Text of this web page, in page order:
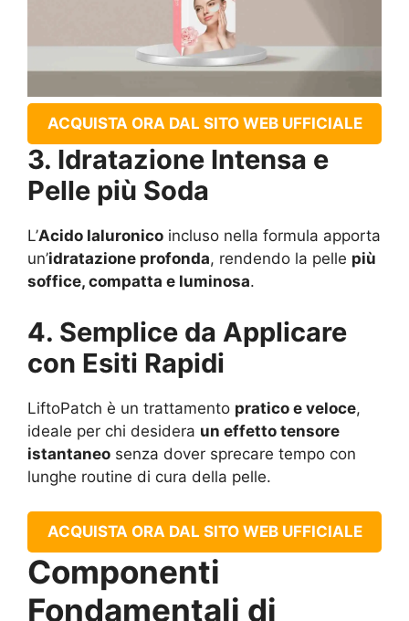
ACQUISTA ORA DAL SITO WEB UFFICIALE
3. Idratazione Intensa e
Pelle più Soda
L’Acido Ialuronico incluso nella formula apporta
un’idratazione profonda, rendendo la pelle più
soffice, compatta e luminosa.
4. Semplice da Applicare
con Esiti Rapidi
LiftoPatch è un trattamento pratico e veloce,
ideale per chi desidera un effetto tensore
istantaneo senza dover sprecare tempo con
lunghe routine di cura della pelle.
ACQUISTA ORA DAL SITO WEB UFFICIALE
Componenti
Fondamentali di